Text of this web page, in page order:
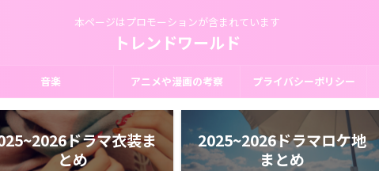
本ページはプロモーションが含まれています
トレンドワールド
音楽 アニメや漫画の考察 プライバシーポリシー
ドラマ衣装ま
とめ
2025~2026ドラマロケ地
まとめ